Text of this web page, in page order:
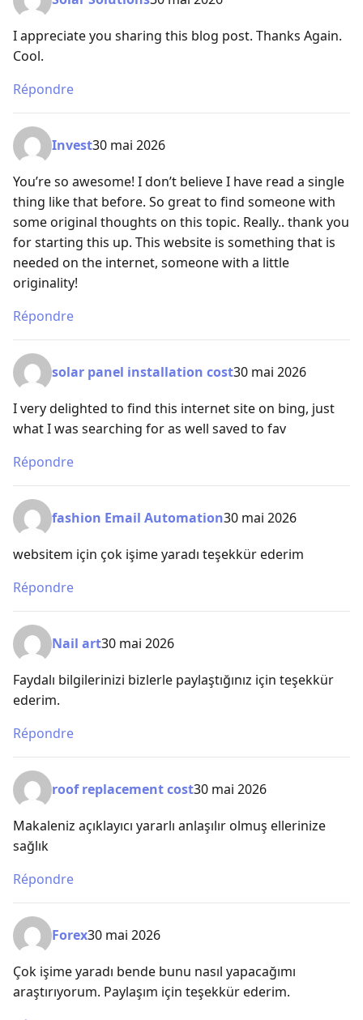
I appreciate you sharing this blog post. Thanks Again.
Cool.
Répondre
Invest30 mai 2026
You’re so awesome! I don’t believe I have read a single
thing like that before. So great to find someone with
some original thoughts on this topic. Really.. thank you
for starting this up. This website is something that is
needed on the internet, someone with a little
originality!
Répondre
solar panel installation cost30 mai 2026
I very delighted to find this internet site on bing, just
what I was searching for as well saved to fav
Répondre
fashion Email Automation30 mai 2026
websitem için çok işime yaradı teşekkür ederim
Répondre
Nail art30 mai 2026
Faydalı bilgilerinizi bizlerle paylaştığınız için teşekkür
ederim.
Répondre
roof replacement cost30 mai 2026
Makaleniz açıklayıcı yararlı anlaşılır olmuş ellerinize
sağlık
Répondre
Forex30 mai 2026
Çok işime yaradı bende bunu nasıl yapacağımı
araştırıyorum. Paylaşım için teşekkür ederim.